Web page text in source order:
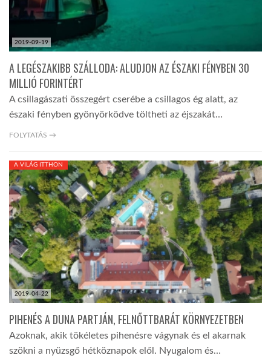
2019-09-19
A LEGÉSZAKIBB SZÁLLODA: ALUDJON AZ ÉSZAKI FÉNYBEN 30
MILLIÓ FORINTÉRT
A csillagászati összegért cserébe a csillagos ég alatt, az
északi fényben gyönyörködve töltheti az éjszakát…
FOLYTATÁS →
2019-04-22
A VILÁG ITTHON
PIHENÉS A DUNA PARTJÁN, FELNŐTTBARÁT KÖRNYEZETBEN
Azoknak, akik tökéletes pihenésre vágynak és el akarnak
szökni a nyüzsgő hétköznapok elől. Nyugalom és…